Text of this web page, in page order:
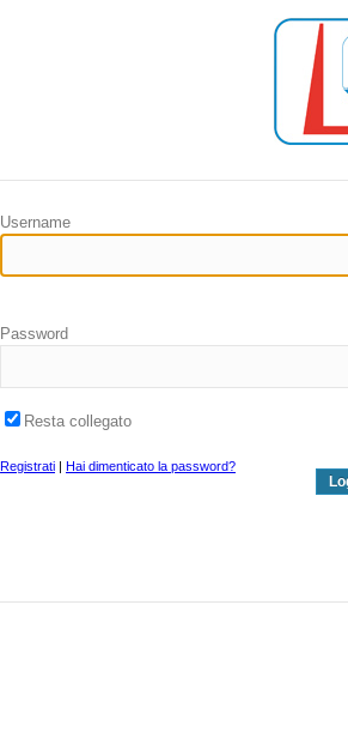
Username
Password
Resta collegato
Registrati Hai dimenticato la password?